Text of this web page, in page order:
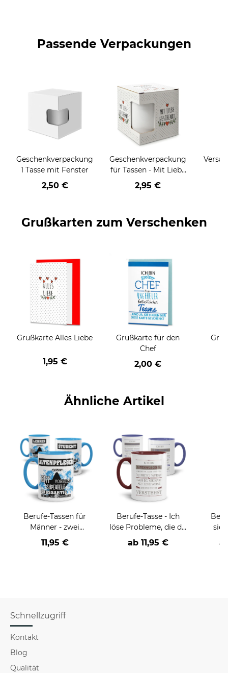
Passende Verpackungen
Geschenkverpackung
1 Tasse mit Fenster
2,50 €
Geschenkverpackung
für Tassen - Mit Liebe
geschenkt
2,95 €
Grußkarten zum Verschenken
Grußkarte Alles Liebe
1,95 €
Grußkarte für den
Chef
2,00 €
Ähnliche Artikel
Berufe-Tassen für
Männer - zwei
Farbvarianten
11,95 €
Berufe-Tasse - Ich
löse Probleme, die du
nicht verstehst -
verschiedene Berufe
ab 11,95 €
Schnellzugriff
Kontakt
Blog
Qualität